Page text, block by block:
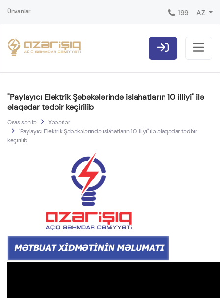
Ünvanlar 199 AZ
"Paylayıcı Elektrik Şəbəkələrində islahatların 10 illiyi" ilə
əlaqədar tədbir keçirilib
Əsas səhifə
Xəbərlər
"Paylayıcı Elektrik Şəbəkələrində islahatların 10 illiyi" ilə əlaqədar tədbir
keçirilib